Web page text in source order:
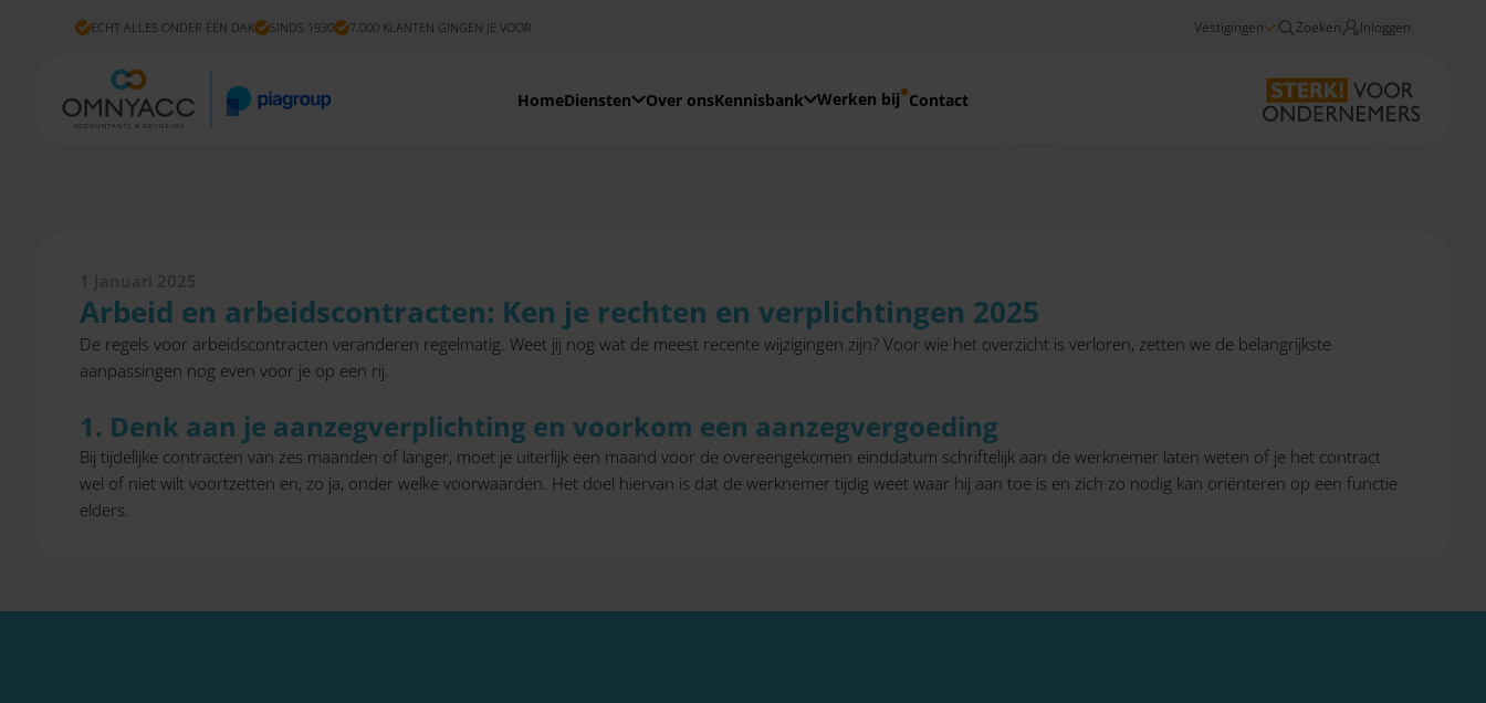
ECHT ALLES ONDER ÉÉN DAK SINDS 1930 7.000 KLANTEN GINGEN JE VOOR Vestigingen Zoeken Inloggen
HomeDiensten Over onsKennisbank Werken bij Contact
Arbeid en arbeidscontracten: Ken je rechten en verplichtingen 2025
1 Januari 2025
Arbeid en arbeidscontracten: Ken je rechten en verplichtingen 2025
De regels voor arbeidscontracten veranderen regelmatig. Weet jij nog wat de meest recente wijzigingen zijn? Voor wie het overzicht is verloren, zetten we de belangrijkste
aanpassingen nog even voor je op een rij.
1. Denk aan je aanzegverplichting en voorkom een aanzegvergoeding
Bij tijdelijke contracten van zes maanden of langer, moet je uiterlijk een maand voor de overeengekomen einddatum schriftelijk aan de werknemer laten weten of je het contract
wel of niet wilt voortzetten en, zo ja, onder welke voorwaarden. Het doel hiervan is dat de werknemer tijdig weet waar hij aan toe is en zich zo nodig kan oriënteren op een functie
elders.